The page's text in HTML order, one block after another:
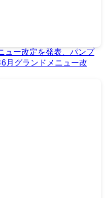
ュー改定を発表、パンプ
月グランドメニュー改